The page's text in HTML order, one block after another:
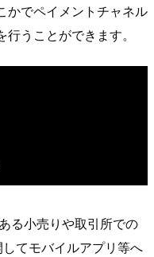
かでペイメントチャネル
うことができます。
る小売りや取引所での
てモバイルアプリ等へ